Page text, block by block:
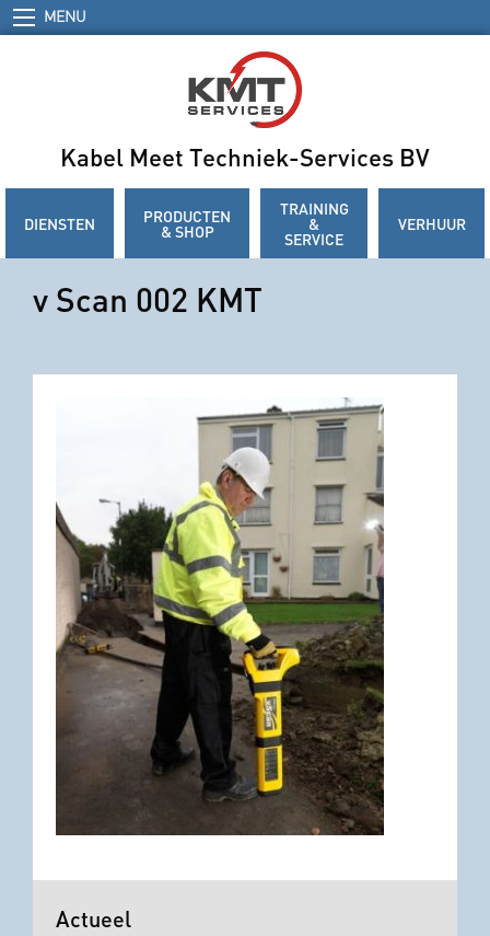
MENU
Kabel Meet Techniek-Services BV
DIENSTEN PRODUCTEN
& SHOP
TRAINING
&
SERVICE
VERHUUR
v Scan 002 KMT
Actueel